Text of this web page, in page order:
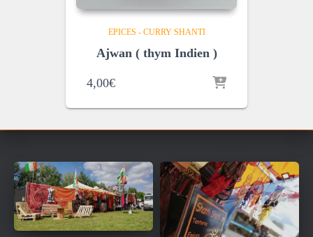
EPICES - CURRY SHANTI
Ajwan ( thym Indien )
4,00€